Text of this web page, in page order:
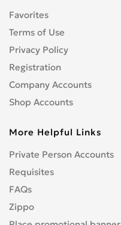
Favorites
Terms of Use
Privacy Policy
Registration
Company Accounts
Shop Accounts
More Helpful Links
Private Person Accounts
Requisites
FAQs
Zippo